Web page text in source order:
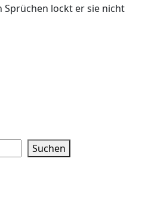
Sprüchen lockt er sie nicht
Suchen